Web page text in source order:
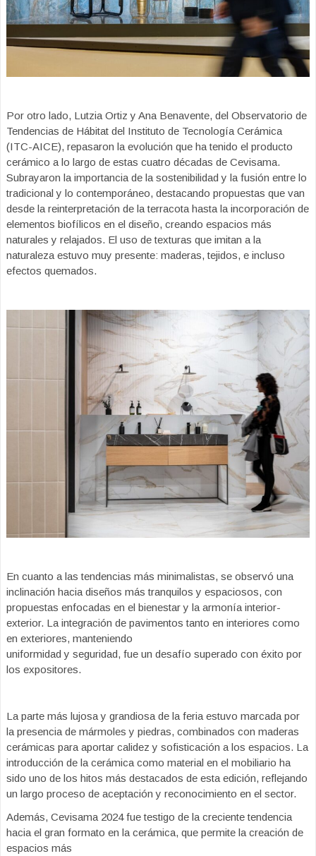
Por otro lado, Lutzia Ortiz y Ana Benavente, del Observatorio de
Tendencias de Hábitat del Instituto de Tecnología Cerámica
(ITC-AICE), repasaron la evolución que ha tenido el producto
cerámico a lo largo de estas cuatro décadas de Cevisama.
Subrayaron la importancia de la sostenibilidad y la fusión entre lo
tradicional y lo contemporáneo, destacando propuestas que van
desde la reinterpretación de la terracota hasta la incorporación de
elementos biofílicos en el diseño, creando espacios más
naturales y relajados. El uso de texturas que imitan a la
naturaleza estuvo muy presente: maderas, tejidos, e incluso
efectos quemados.
En cuanto a las tendencias más minimalistas, se observó una
inclinación hacia diseños más tranquilos y espaciosos, con
propuestas enfocadas en el bienestar y la armonía interior-
exterior. La integración de pavimentos tanto en interiores como
en exteriores, manteniendo
uniformidad y seguridad, fue un desafío superado con éxito por
los expositores.
La parte más lujosa y grandiosa de la feria estuvo marcada por
la presencia de mármoles y piedras, combinados con maderas
cerámicas para aportar calidez y sofisticación a los espacios. La
introducción de la cerámica como material en el mobiliario ha
sido uno de los hitos más destacados de esta edición, reflejando
un largo proceso de aceptación y reconocimiento en el sector.
Además, Cevisama 2024 fue testigo de la creciente tendencia
hacia el gran formato en la cerámica, que permite la creación de
espacios más